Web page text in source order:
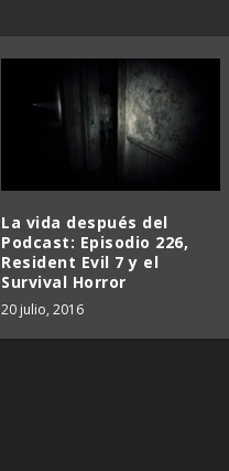
La vida después del
Podcast: Episodio 226,
Resident Evil 7 y el
Survival Horror
20 julio, 2016